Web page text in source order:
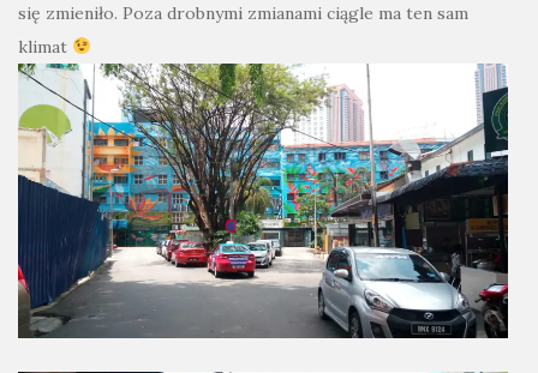
się zmieniło. Poza drobnymi zmianami ciągle ma ten sam
klimat